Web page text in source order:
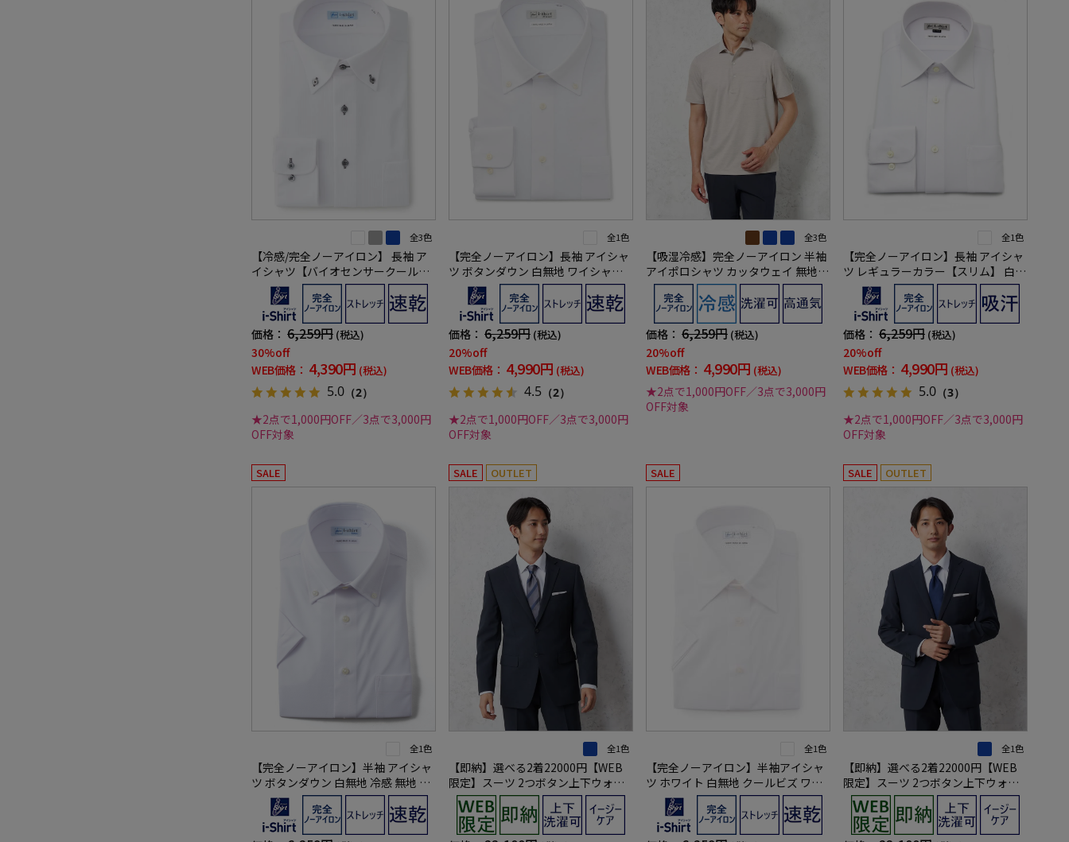
全3色
【冷感/完全ノーアイロン】 長袖 ア
イシャツ【バイオセンサークール】
ストライプ調 ボタンダウン ストライ
プ 形態安定 ストレッチ 防汚効果 吸
汗速乾 ワイシャツ 春夏
価格： 6,259円 (税込)
30%off
WEB価格： 4,390円 (税込)
5.0 （2）
★2点で1,000円OFF／3点で3,000円
OFF対象
全1色
【完全ノーアイロン】長袖 アイシャ
ツ ボタンダウン 白無地 ワイシャツ i-
shirt 通年【冠婚葬祭/リクルート使
用可】
価格： 6,259円 (税込)
20%off
WEB価格： 4,990円 (税込)
4.5 （2）
★2点で1,000円OFF／3点で3,000円
OFF対象
全3色
【吸湿冷感】完全ノーアイロン 半袖
アイポロシャツ カッタウェイ 無地 i-
shirt 春夏
価格： 6,259円 (税込)
20%off
WEB価格： 4,990円 (税込)
★2点で1,000円OFF／3点で3,000円
OFF対象
全1色
【完全ノーアイロン】長袖 アイシャ
ツ レギュラーカラー【スリム】 白無
地 ワイシャツ i-shirt 通年【冠婚葬
祭/リクルート使用可】
価格： 6,259円 (税込)
20%off
WEB価格： 4,990円 (税込)
5.0 （3）
★2点で1,000円OFF／3点で3,000円
OFF対象
SALE
全1色
【完全ノーアイロン】半袖 アイシャ
ツ ボタンダウン 白無地 冷感 無地 ワ
イシャツ i-shirt 春夏
SALE OUTLET
全1色
【即納】選べる2着22000円【WEB
限定】スーツ 2つボタン上下ウォッ
シャブル ネイビー 小柄 3シーズン対
応
SALE
全1色
【完全ノーアイロン】半袖アイシャ
ツ ホワイト 白無地 クールビズ ワイ
シャツ
SALE OUTLET
全1色
【即納】選べる2着22000円【WEB
限定】スーツ 2つボタン上下ウォッ
シャブル ネイビー ストライプ 3シー
ズン対応